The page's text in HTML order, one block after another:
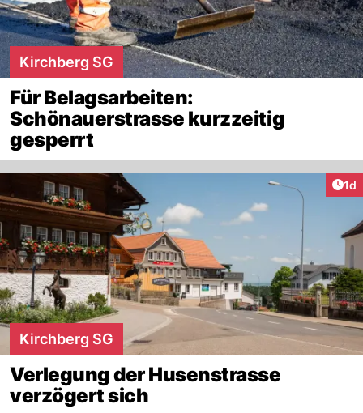
Kirchberg SG
Für Belagsarbeiten:
Schönauerstrasse kurzzeitig
gesperrt
1d
Kirchberg SG
Verlegung der Husenstrasse
verzögert sich